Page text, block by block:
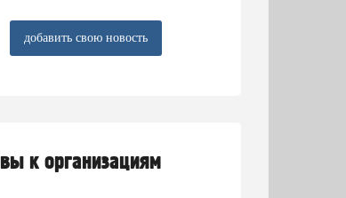
добавить свою новость
к организациям